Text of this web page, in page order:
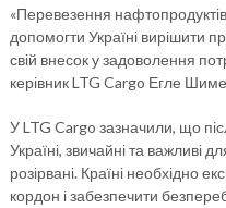
«Перевезення
допомогти Україні вирішити
свій внесок у задоволення
керівник LTG Cargo Егле
У LTG Cargo зазначили, що
Україні, звичайні та важливі
розірвані. Країні необхідно
кордон і забезпечити